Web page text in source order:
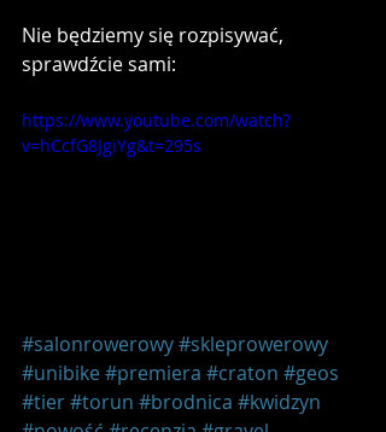
Nie będziemy się rozpisywać,
sprawdźcie sami:
https://www.youtube.com/watch?
v=hCcfG8JgiYg&t=295s
#salonrowerowy#skleprowerowy
#unibike #premiera #craton #geos
#tier#torun #brodnica #kwidzyn